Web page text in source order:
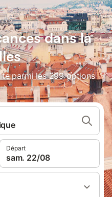
dans la
parmi les 299 options
Départ
sam. 22/08